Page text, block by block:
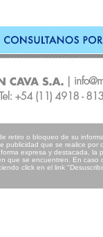
retiro o bloqueo de su
publicidad que se realice
expresa y destacada, la
que se encuentren. En
click en el link